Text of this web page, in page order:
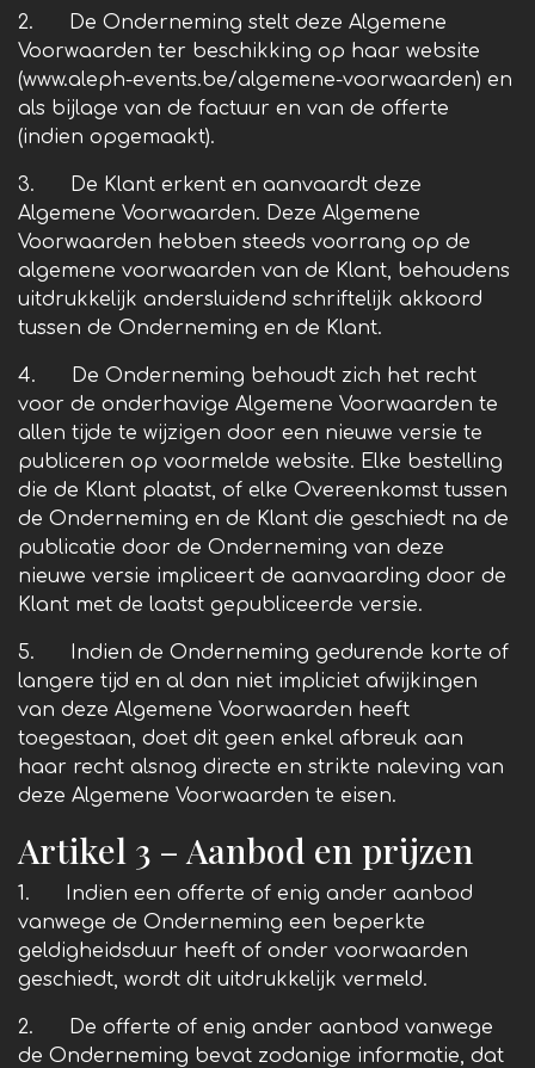
2. De Onderneming stelt deze Algemene
Voorwaarden ter beschikking op haar website
(www.aleph-events.be/algemene-voorwaarden) en
als bijlage van de factuur en van de offerte
(indien opgemaakt).
3. De Klant erkent en aanvaardt deze
Algemene Voorwaarden. Deze Algemene
Voorwaarden hebben steeds voorrang op de
algemene voorwaarden van de Klant, behoudens
uitdrukkelijk andersluidend schriftelijk akkoord
tussen de Onderneming en de Klant.
4. De Onderneming behoudt zich het recht
voor de onderhavige Algemene Voorwaarden te
allen tijde te wijzigen door een nieuwe versie te
publiceren op voormelde website. Elke bestelling
die de Klant plaatst, of elke Overeenkomst tussen
de Onderneming en de Klant die geschiedt na de
publicatie door de Onderneming van deze
nieuwe versie impliceert de aanvaarding door de
Klant met de laatst gepubliceerde versie.
5. Indien de Onderneming gedurende korte of
langere tijd en al dan niet impliciet afwijkingen
van deze Algemene Voorwaarden heeft
toegestaan, doet dit geen enkel afbreuk aan
haar recht alsnog directe en strikte naleving van
deze Algemene Voorwaarden te eisen.
Artikel 3 – Aanbod en prijzen
1. Indien een offerte of enig ander aanbod
vanwege de Onderneming een beperkte
geldigheidsduur heeft of onder voorwaarden
geschiedt, wordt dit uitdrukkelijk vermeld.
2. De offerte of enig ander aanbod vanwege
de Onderneming bevat zodanige informatie, dat